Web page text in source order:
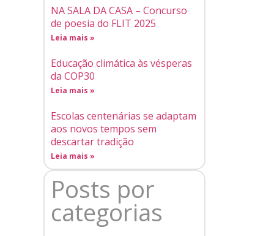
NA SALA DA CASA – Concurso
de poesia do FLIT 2025
Leia mais »
Educação climática às vésperas
da COP30
Leia mais »
Escolas centenárias se adaptam
aos novos tempos sem
descartar tradição
Leia mais »
Posts por
categorias